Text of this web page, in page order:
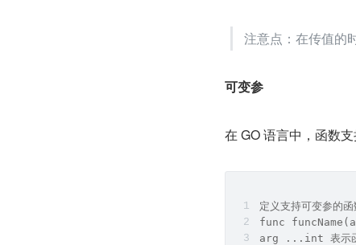
注意点：在传值的
可变参
在 GO 语言中，函数支
定义支持可变参的函
func
arg ...int 表示函数